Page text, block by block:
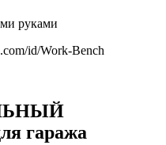
id/Work-Bench
гаража